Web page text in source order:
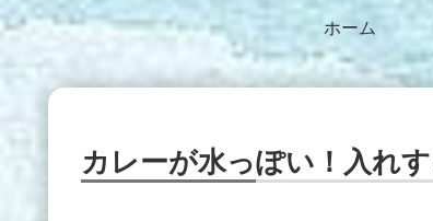
ホーム
カレーが水っぽい！入れ